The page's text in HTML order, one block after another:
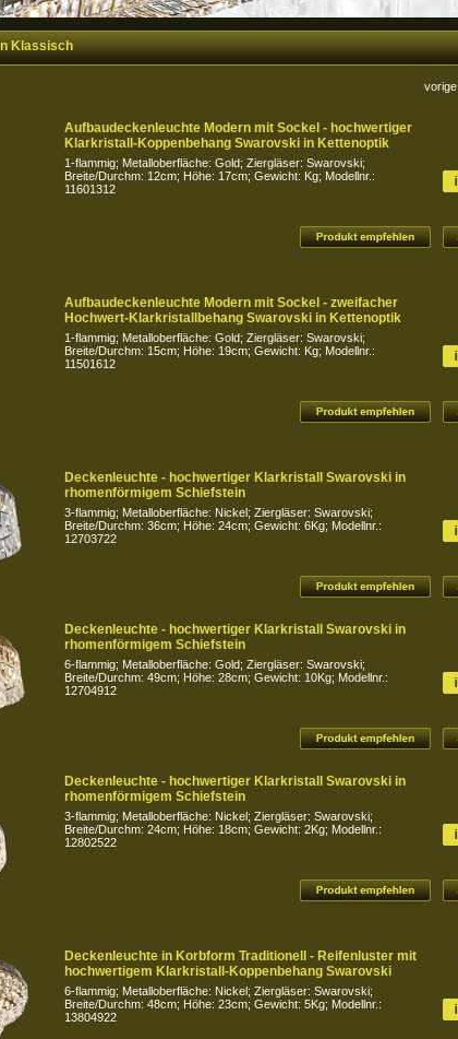
Klassisch
vorige
Aufbaudeckenleuchte Modern mit Sockel - hochwertiger
Klarkristall-Koppenbehang Swarovski in Kettenoptik
1-flammig; Metalloberfläche: Gold; Ziergläser: Swarovski;
Breite/Durchm: 12cm; Höhe: 17cm; Gewicht: Kg; Modellnr.:
11601312
Aufbaudeckenleuchte Modern mit Sockel - zweifacher
Hochwert-Klarkristallbehang Swarovski in Kettenoptik
1-flammig; Metalloberfläche: Gold; Ziergläser: Swarovski;
Breite/Durchm: 15cm; Höhe: 19cm; Gewicht: Kg; Modellnr.:
11501612
Deckenleuchte - hochwertiger Klarkristall Swarovski in
rhomenförmigem Schiefstein
3-flammig; Metalloberfläche: Nickel; Ziergläser: Swarovski;
Breite/Durchm: 36cm; Höhe: 24cm; Gewicht: 6Kg; Modellnr.:
12703722
Deckenleuchte - hochwertiger Klarkristall Swarovski in
rhomenförmigem Schiefstein
6-flammig; Metalloberfläche: Gold; Ziergläser: Swarovski;
Breite/Durchm: 49cm; Höhe: 28cm; Gewicht: 10Kg; Modellnr.:
12704912
Deckenleuchte - hochwertiger Klarkristall Swarovski in
rhomenförmigem Schiefstein
3-flammig; Metalloberfläche: Nickel; Ziergläser: Swarovski;
Breite/Durchm: 24cm; Höhe: 18cm; Gewicht: 2Kg; Modellnr.:
12802522
Deckenleuchte in Korbform Traditionell - Reifenluster mit
hochwertigem Klarkristall-Koppenbehang Swarovski
6-flammig; Metalloberfläche: Nickel; Ziergläser: Swarovski;
Breite/Durchm: 48cm; Höhe: 23cm; Gewicht: 5Kg; Modellnr.:
13804922